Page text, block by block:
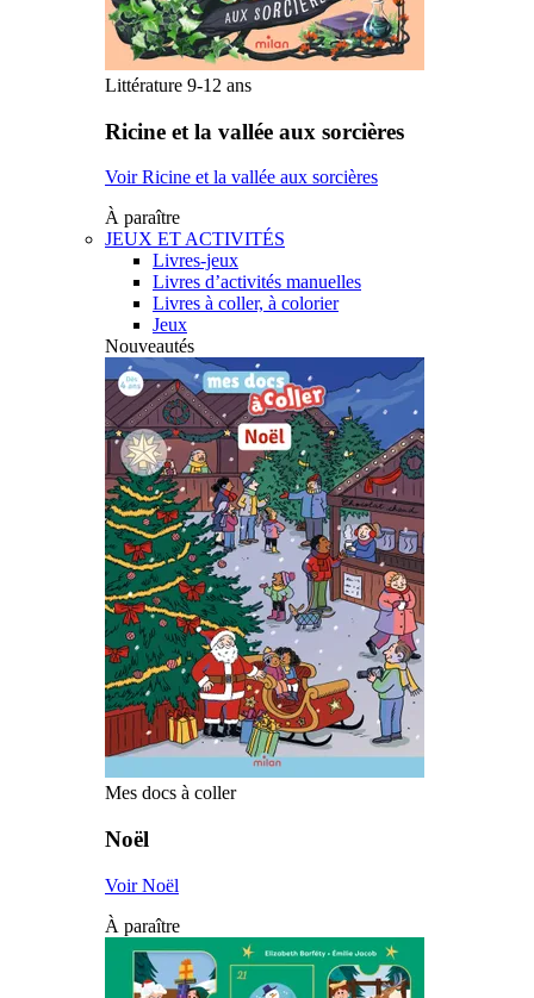
Littérature 9-12 ans
Ricine et la vallée aux sorcières
Voir Ricine et la vallée aux sorcières
À paraître
JEUX ET ACTIVITÉS
Livres-jeux
Livres d’activités manuelles
Livres à coller, à colorier
Jeux
Nouveautés
Mes docs à coller
Noël
Voir Noël
À paraître